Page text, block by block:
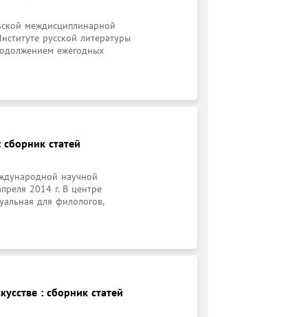
междисциплинарной
русской литературы
ежегодных
статей
научной
2014 г. В центре
для филологов,
: сборник статей